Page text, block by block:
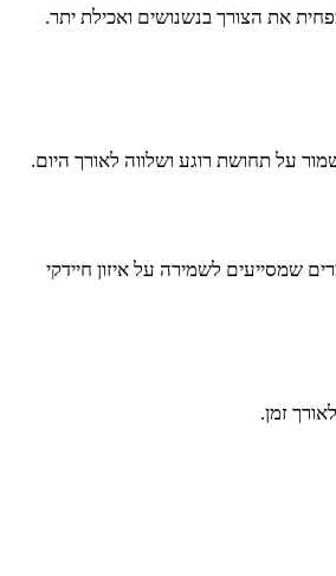
את הצורך בנשנושים ואכילת יתר.
על תחושת רוגע ושלווה לאורך היום.
שמסייעים לשמירה על איזון חיידקי
זמן.